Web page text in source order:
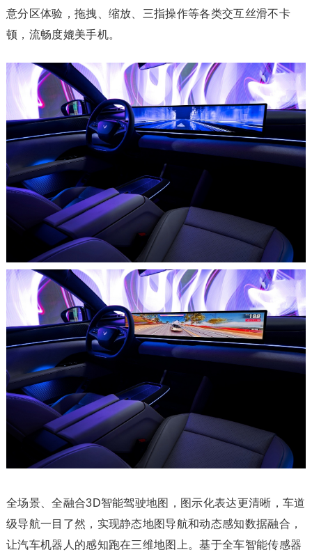
意分区体验，拖拽、缩放、三指操作等各类交互丝滑不卡
顿，流畅度媲美手机。
全场景、全融合3D智能驾驶地图，图示化表达更清晰，车道
级导航一目了然，实现静态地图导航和动态感知数据融合，
让汽车机器人的感知跑在三维地图上。基于全车智能传感器